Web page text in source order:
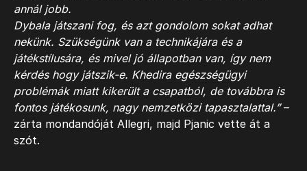
annál jobb.
Dybala játszani fog, és azt gondolom sokat adhat
nekünk. Szükségünk van a technikájára és a
játékstílusára, és mivel jó állapotban van, így nem
kérdés hogy játszik-e. Khedira egészségügyi
problémák miatt kikerült a csapatból, de továbbra is
fontos játékosunk, nagy nemzetközi tapasztalattal.”–
zárta mondandóját Allegri, majd Pjanic vette át a
szót.